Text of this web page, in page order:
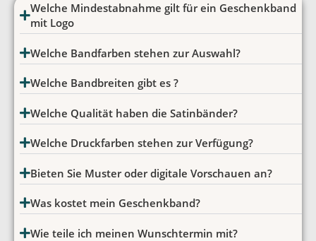
Welche Mindestabnahme gilt für ein Geschenkband
mit Logo
Welche Bandfarben stehen zur Auswahl?
Welche Bandbreiten gibt es ?
Welche Qualität haben die Satinbänder?
Welche Druckfarben stehen zur Verfügung?
Bieten Sie Muster oder digitale Vorschauen an?
Was kostet mein Geschenkband?
Wie teile ich meinen Wunschtermin mit?